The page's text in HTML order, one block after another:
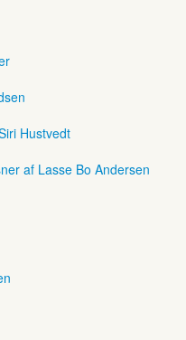
Hustvedt
af Lasse Bo Andersen